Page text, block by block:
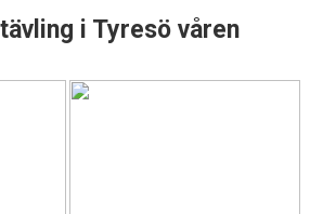
i Tyresö våren